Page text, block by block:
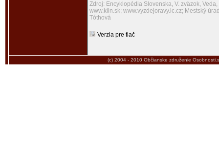
Zdroj: Encyklopédia Slovenska, V. zväzok,
www.klin.sk; www.vyzdejoravy.ic.cz; Mestský
Tóthová
Verzia pre tlač
(c) 2004 - 2010 Občianske združenie